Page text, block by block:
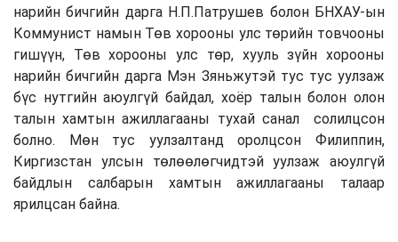
нарийн бичгийн дарга Н.П.Патрушев болон БНХАУ-ын
Коммунист намын Төв хорооны улс төрийн товчооны
гишүүн, Төв хорооны улс төр, хууль зүйн хорооны
нарийн бичгийн дарга Мэн Зяньжутэй тус тус уулзаж
бүс нутгийн аюулгүй байдал, хоёр талын болон олон
талын хамтын ажиллагааны тухай санал солилцсон
болно. Мөн тус уулзалтанд оролцсон Филиппин,
Киргизстан улсын төлөөлөгчидтэй уулзаж аюулгүй
байдлын салбарын хамтын ажиллагааны талаар
ярилцсан байна.